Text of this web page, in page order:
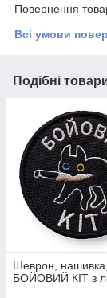
Повернення
Всі умови
Подібні
Шеврон,
БОЙОВИЙ КІТ з